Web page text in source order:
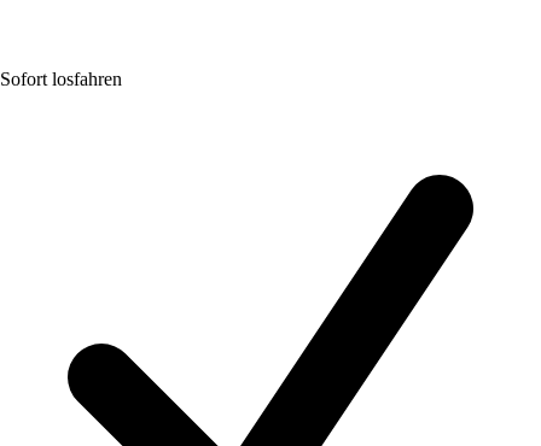
Sofort losfahren